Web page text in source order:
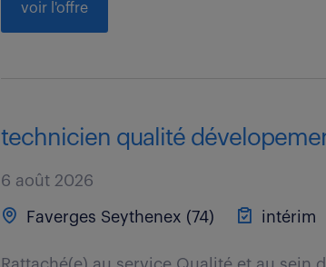
voir l'offre
technicien qualité
6 août 2026
Faverges Seythenex (74) intérim